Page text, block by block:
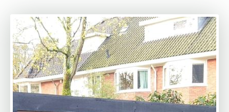
resultaat. Ik zou MYWOOD zeker aanbevelen.